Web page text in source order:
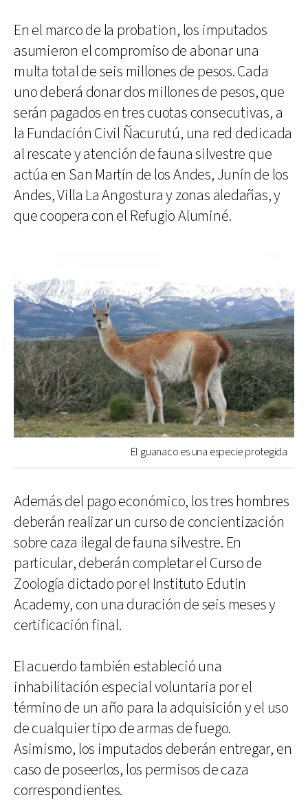
En el marco de la probation, los imputados
asumieron el compromiso de abonar una
multa total de seis millones de pesos. Cada
uno deberá donar dos millones de pesos, que
serán pagados en tres cuotas consecutivas, a
la Fundación Civil Ñacurutú, una red dedicada
al rescate y atención de fauna silvestre que
actúa en San Martín de los Andes, Junín de los
Andes, Villa La Angostura y zonas aledañas, y
que coopera con el Refugio Aluminé.
El guanaco es una especie protegida
Además del pago económico, los tres hombres
deberán realizar un curso de concientización
sobre caza ilegal de fauna silvestre. En
particular, deberán completar el Curso de
Zoología dictado por el Instituto Edutin
Academy, con una duración de seis meses y
certificación final.
El acuerdo también estableció una
inhabilitación especial voluntaria por el
término de un año para la adquisición y el uso
de cualquier tipo de armas de fuego.
Asimismo, los imputados deberán entregar, en
caso de poseerlos, los permisos de caza
correspondientes.